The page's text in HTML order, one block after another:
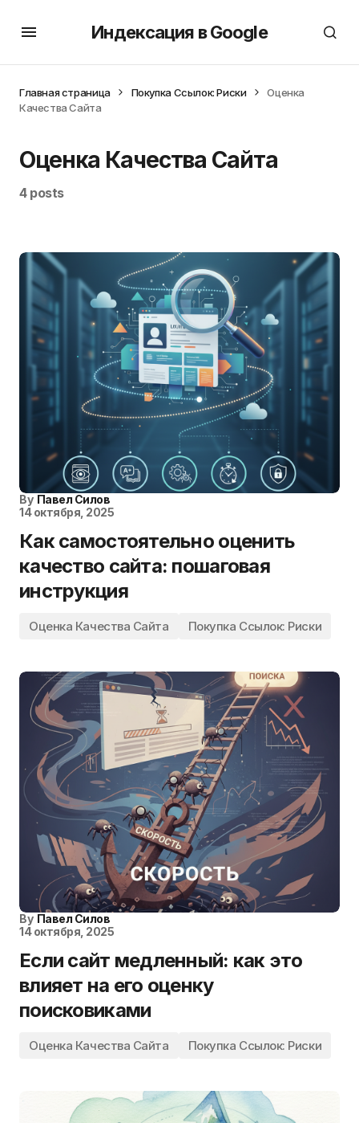
Индексация в Google
Главная страница Покупка Ссылок: Риски
Оценка
Качества Сайта
Оценка Качества Сайта
4 posts
By Павел Силов
14 октября, 2025
Как самостоятельно оценить
качество сайта: пошаговая
инструкция
Оценка Качества Сайта Покупка Ссылок: Риски
By Павел Силов
14 октября, 2025
Если сайт медленный: как это
влияет на его оценку
поисковиками
Оценка Качества Сайта Покупка Ссылок: Риски